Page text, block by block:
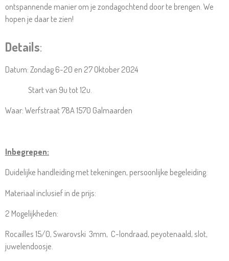
ontspannende manier om je zondagochtend door te brengen. We
hopen je daar te zien!
Details:
Datum: Zondag 6-20 en 27 Oktober 2024
Start van 9u tot 12u.
Waar: Werfstraat 78A 1570 Galmaarden
Inbegrepen:
Duidelijke handleiding met tekeningen, persoonlijke begeleiding.
Materiaal inclusief in de prijs:
2 Mogelijkheden:
Rocailles 15/0, Swarovski 3mm, C-londraad, peyotenaald, slot,
juwelendoosje.